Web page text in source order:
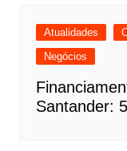
Atualidades
Negócios
Santander: